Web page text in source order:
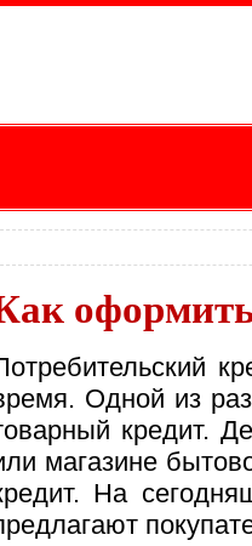
Одной из
кредит.
магазине
На